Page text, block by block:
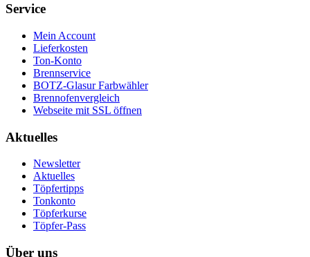
Service
Mein Account
Lieferkosten
Ton-Konto
Brennservice
BOTZ-Glasur Farbwähler
Brennofenvergleich
Webseite mit SSL öffnen
Aktuelles
Newsletter
Aktuelles
Töpfertipps
Tonkonto
Töpferkurse
Töpfer-Pass
Über uns